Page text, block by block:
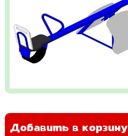
Добавить в корзину